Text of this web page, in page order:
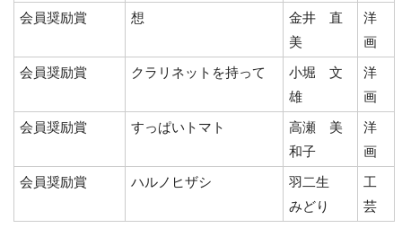
会員奨励賞
想
金井 直
美
洋
画
会員奨励賞
クラリネットを持って
小堀 文
雄
洋
画
会員奨励賞
すっぱいトマト
高瀬 美
和子
洋
画
会員奨励賞
ハルノヒザシ
羽二生
みどり
工
芸